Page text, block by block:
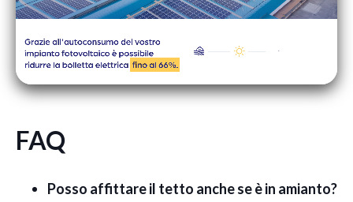
FAQ
Posso affittare il tetto anche se è in amianto?